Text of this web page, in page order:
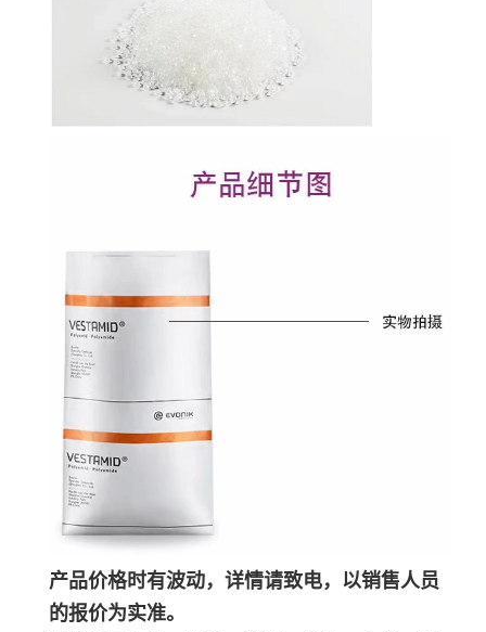
产品价格时有波动，详情请致电，以销售人员
的报价为实准。